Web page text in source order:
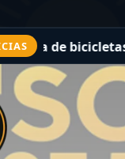
bicicletas públicas